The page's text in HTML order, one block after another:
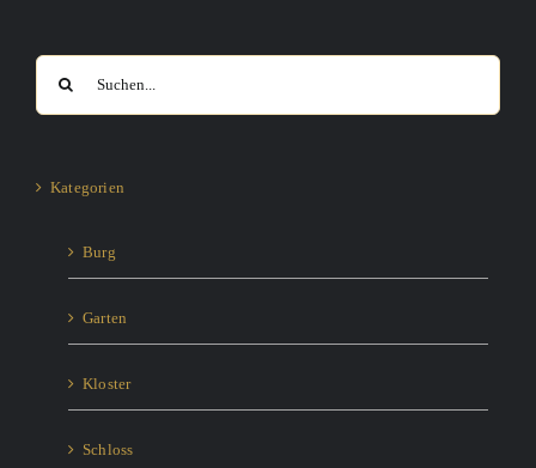
Suche
nach:
Kategorien
Burg
Garten
Kloster
Schloss